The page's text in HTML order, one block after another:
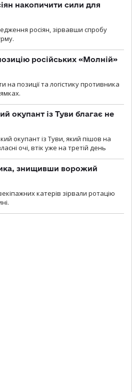
накопичити сили для
росіян, зірвавши спробу
російських «Молній»
позиції та логістику противника
окупант із Туви благає не
окупант із Туви, який пішов на
очі, втік уже на третій день
знищивши ворожий
катерів зірвали ротацію